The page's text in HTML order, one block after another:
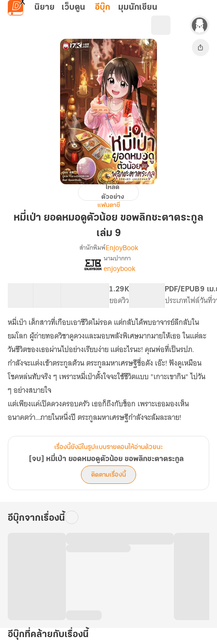
ข้ามไปยังเนื้อหาหลัก
นิยาย เว็บตูน อีบุ๊ก มุมนักเขียน
ยอด
ชะตา
เล่ม
9
โหลด
ตัวอย่าง
แฟนตาซี
หมี่เป่า ยอดหมอดูตัวน้อย ขอพลิกชะตาตระกูล
เล่ม 9
เรื่อง [จบ]
หมี่
เป่า
ยอด
หมอดู
ตัว
น้อย
ขอ
พลิก
ชะตา
ตระกูล
สำนักพิมพ์EnjoyBook
นามปากกา
enjoybook
1.29K
ยอดวิว
PDF/EPUB
ประเภทไฟล์
9 เม
วันที่
หมี่เป่า เด็กสาวที่เกือบเอาชีวิตไม่รอด แต่กลับได้พบอาจารย์ลึกลับใน
ยมโลก ผู้ถ่ายทอดวิชาดูดวงและมอบพลังพิเศษมากมายให้เธอ ในแต่ละ
วันชีวิตของเธอผ่านไปอย่างเรียบง่าย แต่อะไรนะ! คุณพ่อที่เป็นรปภ.
กำลังจะแต่งเข้าตระกูลต้วน ตระกูลมหาเศรษฐีชื่อดัง เอ๊ะ! ฟังดูเหมือน
โชคหล่นทับจริง ๆ เพราะหมี่เป่าตั้งใจจะใช้ชีวิตแบบ "เกาะเขากิน" ไปวัน
ๆ อย่างสบายใจ
แต่เพียงแค่เปิดดวงครอบครัว เธอก็ถึงกับช็อก เพราะเธอมองเห็น
อนาคตว่า…ภายในหนึ่งปี ตระกูลมหาเศรษฐีกำลังจะล้มละลาย!
เรื่องนี้ยังมีในรูปแบบรายตอนให้อ่านด้วยนะ
[จบ] หมี่เป่า ยอดหมอดูตัวน้อย ขอพลิกชะตาตระกูล
ติดตามเรื่องนี้
อีบุ๊กจากเรื่องนี้
อีบุ๊กที่คล้ายกับเรื่องนี้